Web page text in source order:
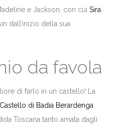
e Jackson, con cui Sira
dall’inizio della sua
da favola
di farlo in un castello! La
Castello di Badia Berardenga
Toscana tanto amata dagli